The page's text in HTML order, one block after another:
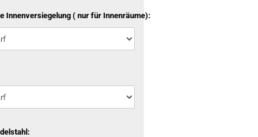
Innenversiegelung ( nur für Innenräume):